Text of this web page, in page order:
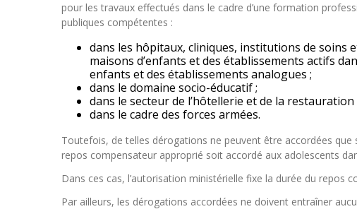
pour les travaux effectués dans le cadre d’une formation
publiques compétentes :
dans les hôpitaux, cliniques, institutions de soins
maisons d’enfants et des établissements actifs
enfants et des établissements analogues ;
dans le domaine socio-éducatif ;
dans le secteur de l’hôtellerie et de la restauration
dans le cadre des forces armées.
Toutefois, de telles dérogations ne peuvent être accordées que
repos compensateur approprié soit accordé aux adolescents
Dans ces cas, l’autorisation ministérielle fixe la durée du repos
Par ailleurs, les dérogations accordées ne doivent entraîner